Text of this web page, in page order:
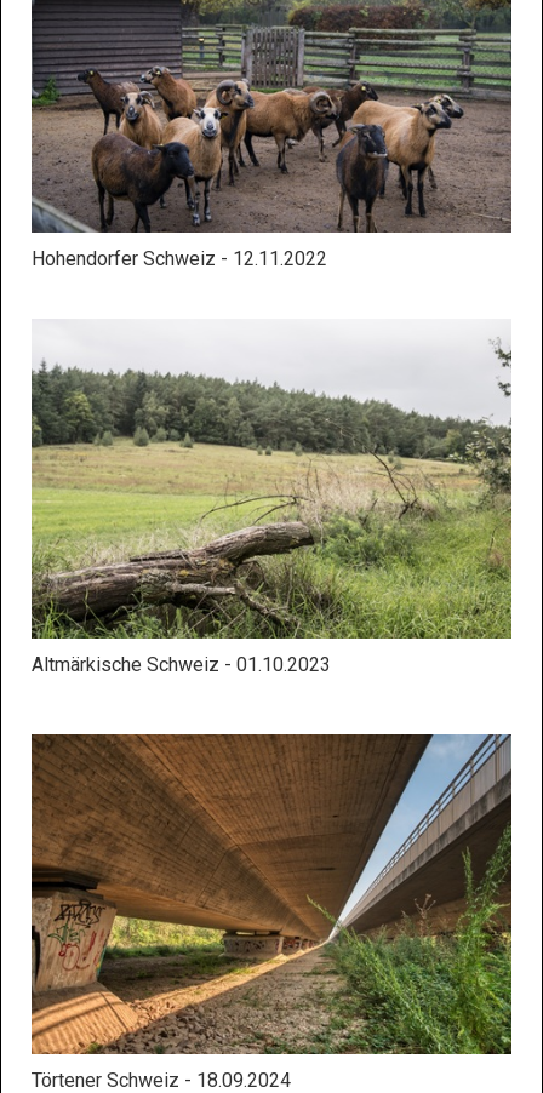
Hohendorfer Schweiz - 12.11.2022
Altmärkische Schweiz - 01.10.2023
Törtener Schweiz - 18.09.2024